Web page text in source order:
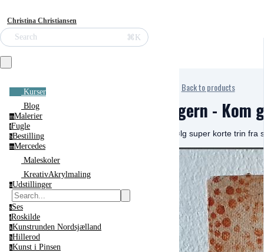
Christina Christiansen
Search ⌘K
Kurser
Blog
mMalerier
fFugle
bBestilling
mMercedes
Maleskoler
KreativAkrylmaling
uUdstillinger
sSes
rRoskilde
kKunstrunden Nordsjælland
hHillerod
kKunst i Pinsen
Back to products
Egern -
Følg super korte trin fra